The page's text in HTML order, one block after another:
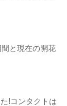
と現在の開花
!コンタクトは